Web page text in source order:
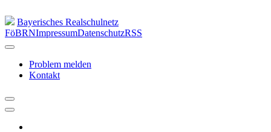
Bayerisches Realschulnetz
FöBRNImpressumDatenschutzRSS
Problem melden
Kontakt